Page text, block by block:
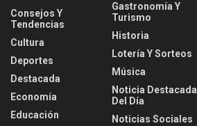
Consejos Y
Tendencias
Cultura
Deportes
Destacada
Economía
Educación
Gastronomía Y
Turismo
Historia
Lotería Y Sorteos
Música
Noticia Destacada
Del Día
Noticias Sociales